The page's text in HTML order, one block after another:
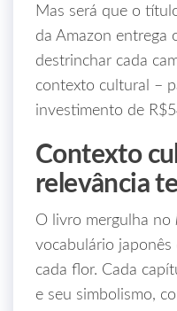
Mas será que o
da Amazon entrega
destrinchar cada
contexto cultural –
investimento de
Contexto
relevância
O livro mergulha no
vocabulário
cada flor. Cada
e seu simbolismo,